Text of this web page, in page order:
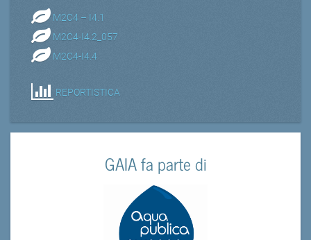
M2C4 – I4.1
M2C4-I4.2_057
M2C4-I4.4
REPORTISTICA
GAIA fa parte di